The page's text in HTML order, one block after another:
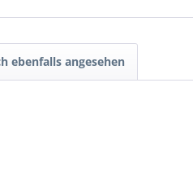
ebenfalls angesehen